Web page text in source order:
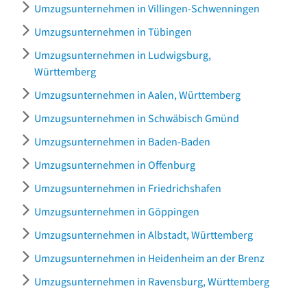
Umzugsunternehmen in Villingen-Schwenningen
Umzugsunternehmen in Tübingen
Umzugsunternehmen in Ludwigsburg,
Württemberg
Umzugsunternehmen in Aalen, Württemberg
Umzugsunternehmen in Schwäbisch Gmünd
Umzugsunternehmen in Baden-Baden
Umzugsunternehmen in Offenburg
Umzugsunternehmen in Friedrichshafen
Umzugsunternehmen in Göppingen
Umzugsunternehmen in Albstadt, Württemberg
Umzugsunternehmen in Heidenheim an der Brenz
Umzugsunternehmen in Ravensburg, Württemberg